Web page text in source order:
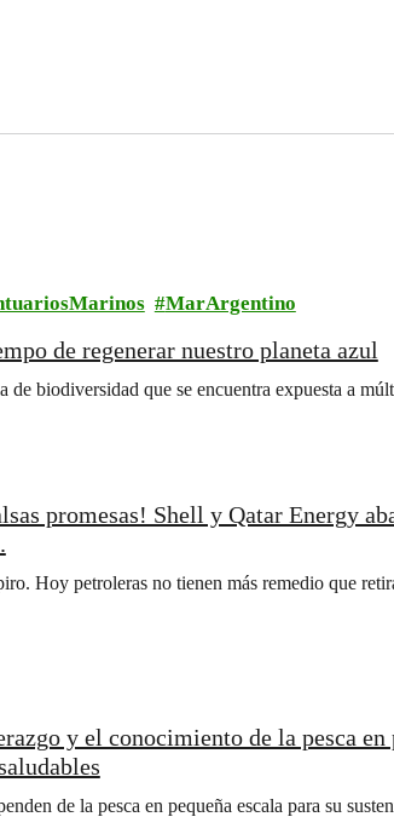
MarArgentino
de regenerar nuestro planeta azul
biodiversidad que se encuentra expuesta a
promesas! Shell y Qatar Energy
Hoy petroleras no tienen más remedio que
y el conocimiento de la pesca en
de la pesca en pequeña escala para su